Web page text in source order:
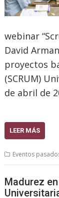
webinar
David
proyectos
(SCRUM)
de abril de
LEER MÁS
Eventos
Madurez